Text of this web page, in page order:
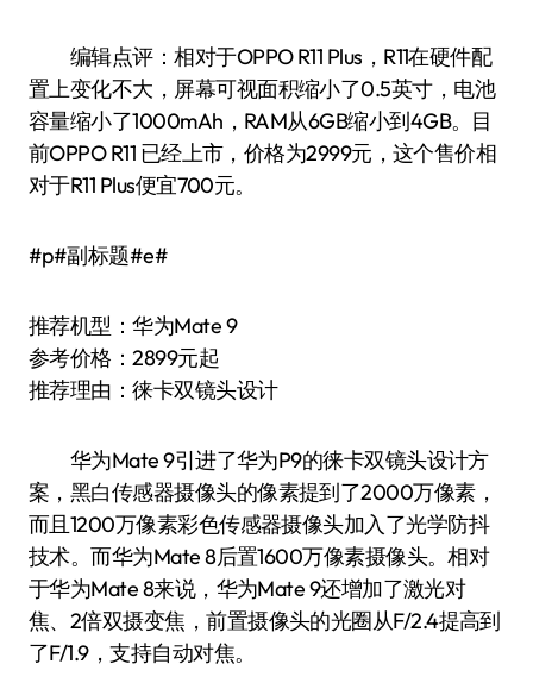
编辑点评：相对于OPPO R11 Plus，R11在硬件配
置上变化不大，屏幕可视面积缩小了0.5英寸，电池
容量缩小了1000mAh，RAM从6GB缩小到4GB。目
前OPPO R11 已经上市，价格为2999元，这个售价相
对于R11 Plus便宜700元。
#p#副标题#e#
推荐机型：华为Mate 9
参考价格：2899元起
推荐理由：徕卡双镜头设计
华为Mate 9引进了华为P9的徕卡双镜头设计方
案，黑白传感器摄像头的像素提到了2000万像素，
而且1200万像素彩色传感器摄像头加入了光学防抖
技术。而华为Mate 8后置1600万像素摄像头。相对
于华为Mate 8来说，华为Mate 9还增加了激光对
焦、2倍双摄变焦，前置摄像头的光圈从F/2.4提高到
了F/1.9，支持自动对焦。